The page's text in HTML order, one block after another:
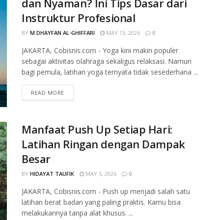
Instruktur Profesional
BY M.DHAYFAN AL-GHIFFARI MAY 13, 2026 0
JAKARTA, Cobisnis.com - Yoga kini makin populer
sebagai aktivitas olahraga sekaligus relaksasi. Namun
bagi pemula, latihan yoga ternyata tidak sesederhana ...
READ MORE
Manfaat Push Up Setiap Hari:
Latihan Ringan dengan Dampak
Besar
BY HIDAYAT TAUFIK MAY 5, 2026 0
JAKARTA, Cobisnis.com - Push up menjadi salah satu
latihan berat badan yang paling praktis. Kamu bisa
melakukannya tanpa alat khusus. ...